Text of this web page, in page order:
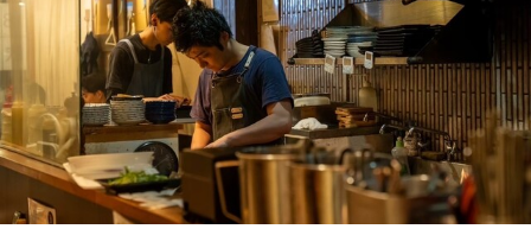
食べログ求人TOP
求人検索
マイページ管理